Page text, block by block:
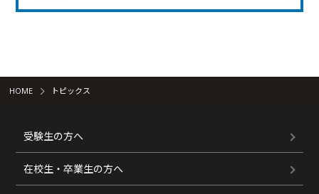
HOME トピックス
受験生の方へ
在校生・卒業生の方へ